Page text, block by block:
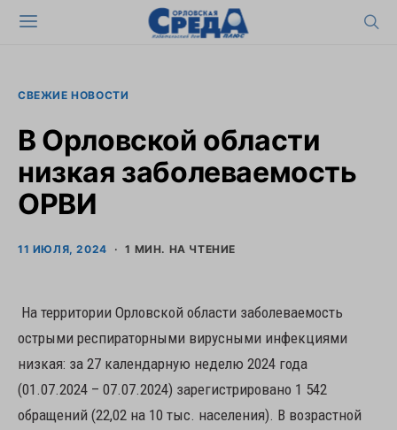
СВЕЖИЕ НОВОСТИ
В Орловской области
низкая заболеваемость
ОРВИ
11 ИЮЛЯ, 2024 1 МИН. НА ЧТЕНИЕ
На территории Орловской области заболеваемость
острыми респираторными вирусными инфекциями
низкая: за 27 календарную неделю 2024 года
(01.07.2024 – 07.07.2024) зарегистрировано 1 542
обращений (22,02 на 10 тыс. населения). В возрастной